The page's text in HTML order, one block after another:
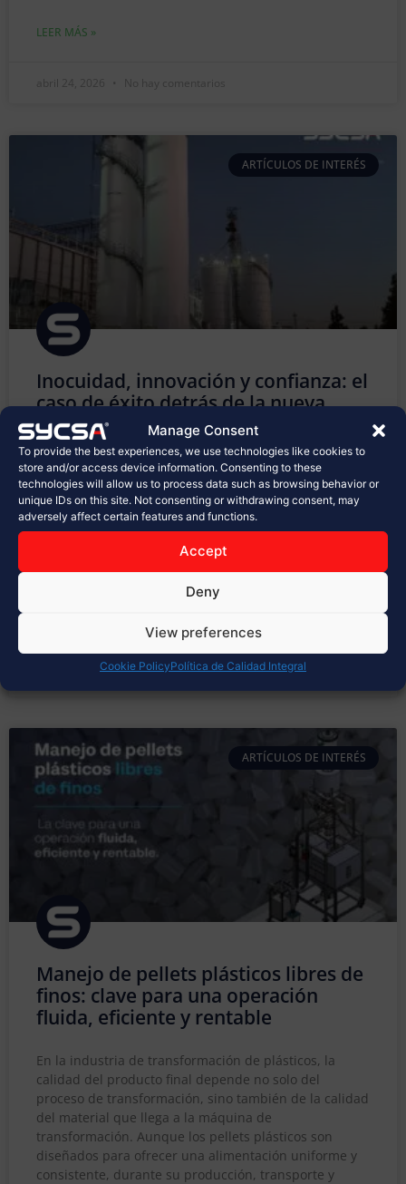
Manage Consent
To provide the best experiences, we use technologies like cookies to
store and/or access device information. Consenting to these
technologies will allow us to process data such as browsing behavior or
unique IDs on this site. Not consenting or withdrawing consent, may
adversely affect certain features and functions.
Accept
Deny
View preferences
Cookie PolicyPolítica de Calidad Integral
LEER MÁS »
abril 24, 2026 No hay comentarios
ARTÍCULOS DE INTERÉS
Inocuidad, innovación y confianza: el
caso de éxito detrás de la nueva
planta de Sabritas en Celaya
En la industria alimentaria, cada detalle cuenta.
Desde la selección de materias primas hasta el
empaque final, los procesos deben cumplir con los
más altos estándares de calidad, inocuidad y
seguridad. Hoy, en SYCSA®, celebramos con orgullo la
inauguración de la nueva planta de PepsiCo, Sabritas
marzo 31, 2026 No hay comentarios
ARTÍCULOS DE INTERÉS
Manejo de pellets plásticos libres de
finos: clave para una operación
fluida, eficiente y rentable
En la industria de transformación de plásticos, la
calidad del producto final depende no solo del
proceso de transformación, sino también de la calidad
del material que llega a la máquina de
transformación. Aunque los pellets plásticos son
diseñados para ofrecer una alimentación uniforme y
consistente, durante su producción, transporte y